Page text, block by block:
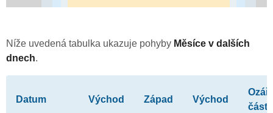
Níže uvedená tabulka ukazuje pohyby Měsíce v dalších
dnech.
Datum Východ Západ Východ
část